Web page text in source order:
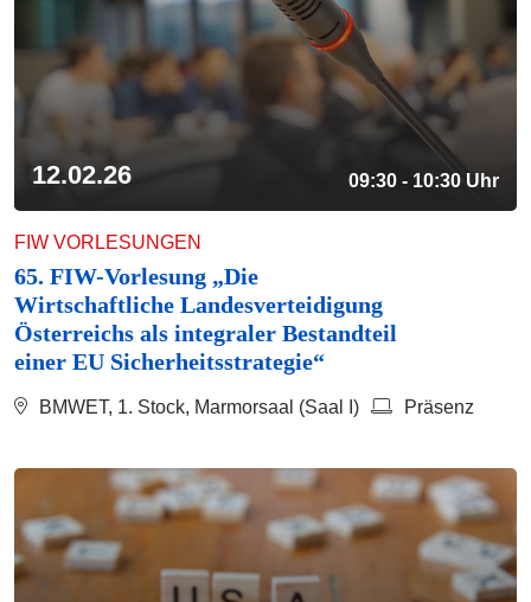
12.02.26 09:30 - 10:30 Uhr
FIW VORLESUNGEN
65. FIW-Vorlesung „Die
Wirtschaftliche Landesverteidigung
Österreichs als integraler Bestandteil
einer EU Sicherheitsstrategie“
BMWET, 1. Stock, Marmorsaal (Saal I) Präsenz